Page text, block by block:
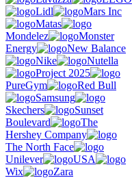
Lidl
Mars Inc
Matas
Mondelez
Monster
Energy
New Balance
Nike
Nutella
Project 2025
PureGym
Red Bull
Samsung
Skechers
Sunset
Boulevard
The
Hershey Company
The North Face
Unilever
USA
Wix
Zara